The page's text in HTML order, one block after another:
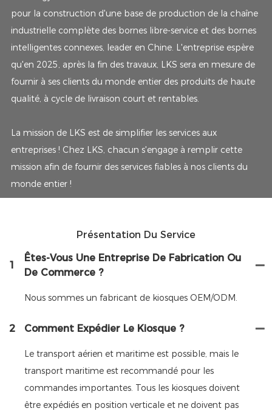
pour la construction d'une base de production de la chaîne
industrielle complète des bornes libre-service et des bornes
intelligentes connexes, leader en Chine. L'entreprise espère
qu'en 2025, après la fin des travaux, LKS sera en mesure de
fournir à ses clients du monde entier des produits de haute
qualité, à cycle de livraison court et rentables.
La mission de LKS est de simplifier les services aux
entreprises ! Chez LKS, chacun s'engage à remplir cette
mission afin de fournir des services fiables à nos clients du
monde entier !
Présentation Du Service
1
Êtes-Vous Une Entreprise De Fabrication Ou
De Commerce ?
Nous sommes un fabricant de kiosques OEM/ODM.
2 Comment Expédier Le Kiosque ?
Le transport aérien et maritime est possible, mais le
transport maritime est recommandé pour les
commandes importantes. Tous les kiosques doivent
être expédiés en position verticale et ne doivent pas